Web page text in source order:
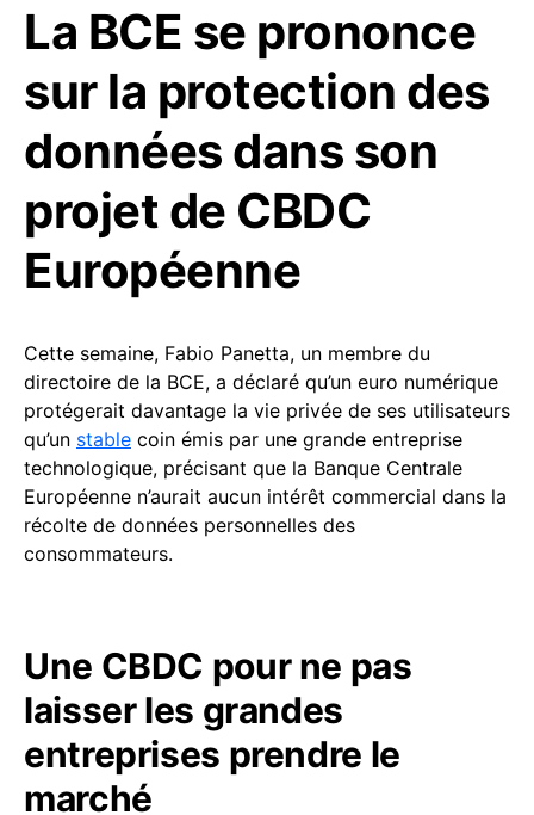
La BCE se prononce
sur la protection des
données dans son
projet de CBDC
Européenne
Cette semaine, Fabio Panetta, un membre du
directoire de la BCE, a déclaré qu’un euro numérique
protégerait davantage la vie privée de ses utilisateurs
qu’un stable coin émis par une grande entreprise
technologique, précisant que la Banque Centrale
Européenne n’aurait aucun intérêt commercial dans la
récolte de données personnelles des
consommateurs.
Une CBDC pour ne pas
laisser les grandes
entreprises prendre le
marché